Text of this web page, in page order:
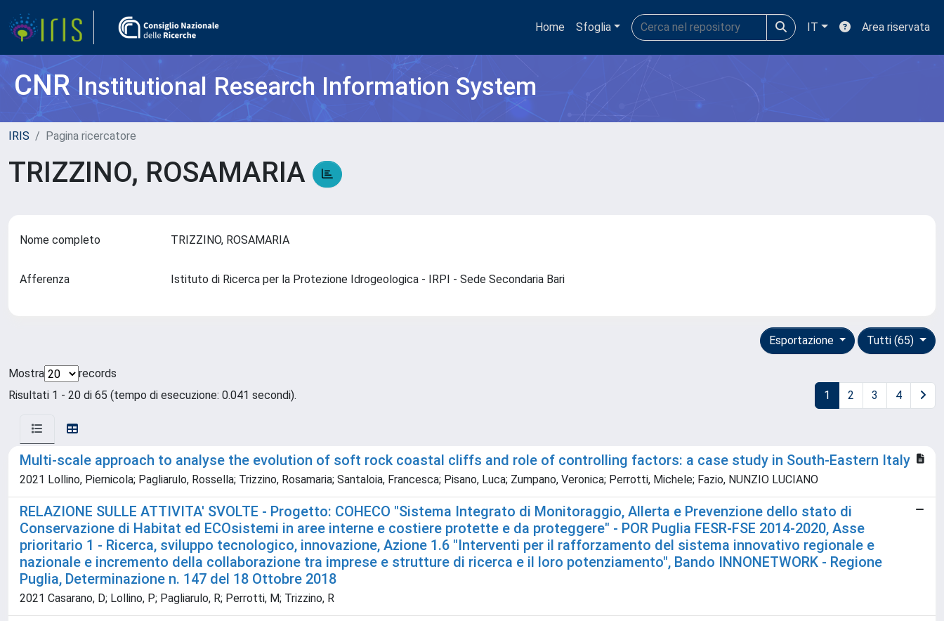
Home Sfoglia IT Area riservata
CNRInstitutional Research Information System
IRIS Pagina ricercatore
TRIZZINO, ROSAMARIA
Nome completo TRIZZINO, ROSAMARIA
Afferenza Istituto di Ricerca per la Protezione Idrogeologica - IRPI - Sede Secondaria Bari
Tutti (65)
Esportazione
Mostra
records
Risultati 1 - 20 di 65 (tempo di esecuzione: 0.041 secondi).
1 2 3 4
Multi-scale approach to analyse the evolution of soft rock coastal cliffs and role of controlling factors: a case study in South-Eastern Italy
2021 Lollino, Piernicola; Pagliarulo, Rossella; Trizzino, Rosamaria; Santaloia, Francesca; Pisano, Luca; Zumpano, Veronica; Perrotti, Michele; Fazio, NUNZIO LUCIANO
RELAZIONE SULLE ATTIVITA' SVOLTE - Progetto: COHECO "Sistema Integrato di Monitoraggio, Allerta e Prevenzione dello stato di
Conservazione di Habitat ed ECOsistemi in aree interne e costiere protette e da proteggere" - POR Puglia FESR-FSE 2014-2020, Asse
prioritario 1 - Ricerca, sviluppo tecnologico, innovazione, Azione 1.6 "Interventi per il rafforzamento del sistema innovativo regionale e
nazionale e incremento della collaborazione tra imprese e strutture di ricerca e il loro potenziamento", Bando INNONETWORK - Regione
Puglia, Determinazione n. 147 del 18 Ottobre 2018
2021 Casarano, D; Lollino, P; Pagliarulo, R; Perrotti, M; Trizzino, R